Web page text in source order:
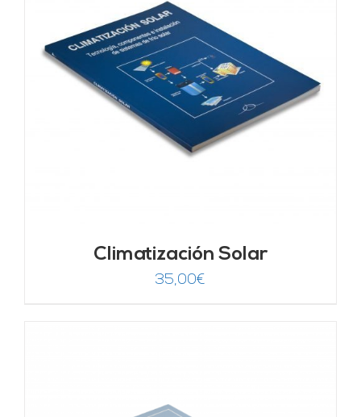
Climatización Solar
35,00€